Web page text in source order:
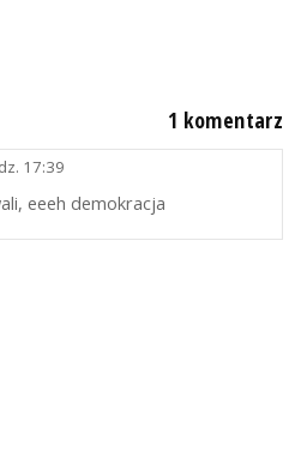
1 komentarz
17:39
eeeh demokracja